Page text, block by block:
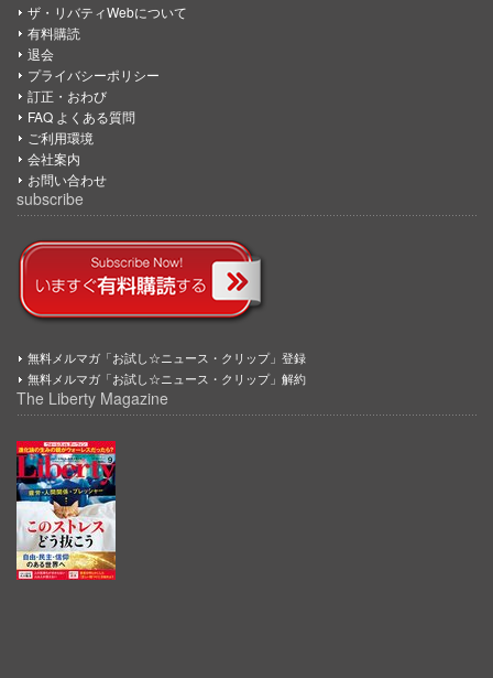
ザ・リバティWebについて
有料購読
退会
プライバシーポリシー
訂正・おわび
FAQ よくある質問
ご利用環境
会社案内
お問い合わせ
subscribe
無料メルマガ「お試し☆ニュース・クリップ」登録
無料メルマガ「お試し☆ニュース・クリップ」解約
The Liberty Magazine